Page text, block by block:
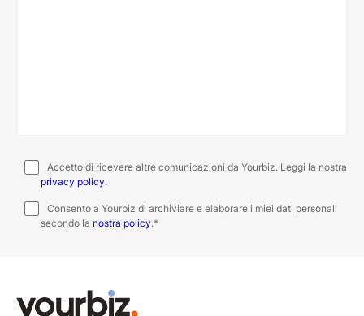
Accetto di ricevere altre comunicazioni da Yourbiz. Leggi la nostra
privacy policy.
Consento a Yourbiz di archiviare e elaborare i miei dati personali
secondo la nostra policy.*